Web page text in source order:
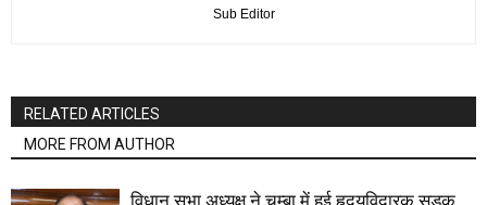
Sub Editor
RELATED ARTICLES
MORE FROM AUTHOR
विधान सभा अध्यक्ष ने चम्बा में हुई हृदयविदारक सड़क